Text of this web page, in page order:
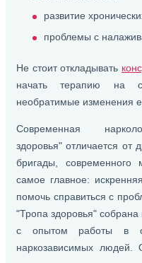
развитие
проблемы с
Не стоит откладывать
начать терапию на
необратимые изменения
Современная
здоровья" отличается от
бригады, современного
самое главное:
помочь справиться с
"Тропа здоровья"
с опытом работы в
наркозависимых людей.